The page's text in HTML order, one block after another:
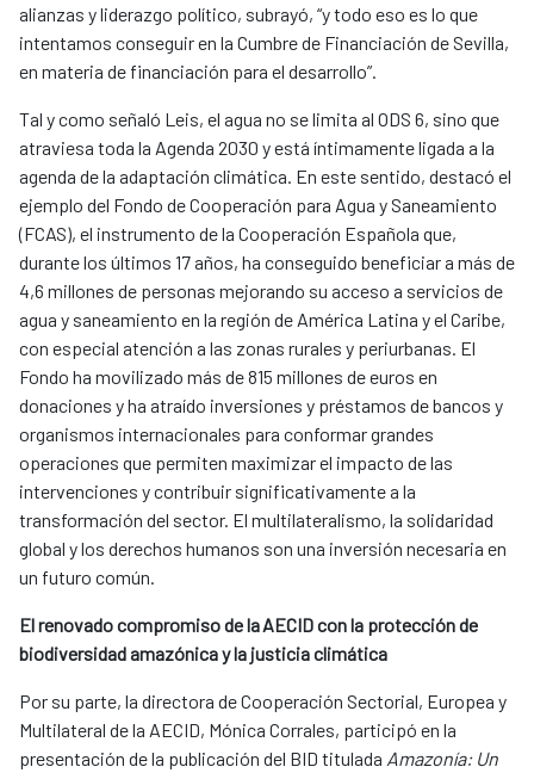
alianzas y liderazgo político, subrayó, “y todo eso es lo que
intentamos conseguir en la Cumbre de Financiación de Sevilla,
en materia de financiación para el desarrollo”.
Tal y como señaló Leis, el agua no se limita al ODS 6, sino que
atraviesa toda la Agenda 2030 y está íntimamente ligada a la
agenda de la adaptación climática. En este sentido, destacó el
ejemplo del Fondo de Cooperación para Agua y Saneamiento
(FCAS), el instrumento de la Cooperación Española que,
durante los últimos 17 años, ha conseguido beneficiar a más de
4,6 millones de personas mejorando su acceso a servicios de
agua y saneamiento en la región de América Latina y el Caribe,
con especial atención a las zonas rurales y periurbanas. El
Fondo ha movilizado más de 815 millones de euros en
donaciones y ha atraído inversiones y préstamos de bancos y
organismos internacionales para conformar grandes
operaciones que permiten maximizar el impacto de las
intervenciones y contribuir significativamente a la
transformación del sector. El multilateralismo, la solidaridad
global y los derechos humanos son una inversión necesaria en
un futuro común.
El renovado compromiso de la AECID con la protección de
biodiversidad amazónica y la justicia climática
Por su parte, la directora de Cooperación Sectorial, Europea y
Multilateral de la AECID, Mónica Corrales, participó en la
presentación de la publicación del BID titulada Amazonía: Un